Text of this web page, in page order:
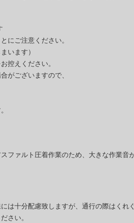
にご注意ください。
います）
控えください。
がございますので、
ファルト圧着作業のため、大きな作業音
十分配慮致しますが、通行の際はくれ
さい。